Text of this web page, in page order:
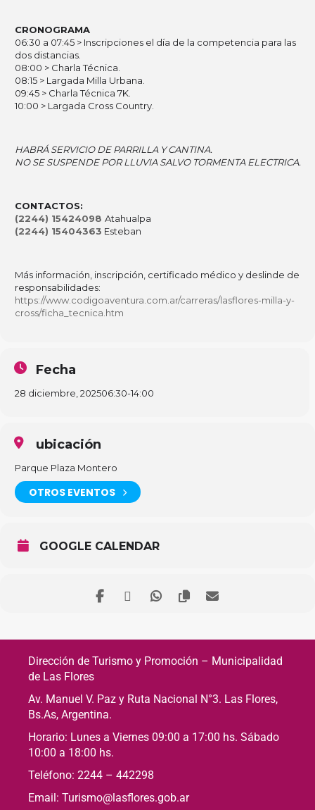
CRONOGRAMA
06:30 a 07:45 > Inscripciones el día de la competencia para las
dos distancias.
08:00 > Charla Técnica.
08:15 > Largada Milla Urbana.
09:45 > Charla Técnica 7K.
10:00 > Largada Cross Country.
HABRÁ SERVICIO DE PARRILLA Y CANTINA.
NO SE SUSPENDE POR LLUVIA SALVO TORMENTA ELECTRICA.
CONTACTOS:
(2244) 15424098 Atahualpa
(2244) 15404363 Esteban
Más información, inscripción, certificado médico y deslinde de
responsabilidades:
https://www.codigoaventura.com.ar/carreras/lasflores-milla-y-
cross/ficha_tecnica.htm
Fecha
28 diciembre, 202506:30-14:00
ubicación
Parque Plaza Montero
OTROS EVENTOS
GOOGLE CALENDAR
Dirección de Turismo y Promoción – Municipalidad
de Las Flores
Av. Manuel V. Paz y Ruta Nacional N°3. Las Flores,
Bs.As, Argentina.
Horario: Lunes a Viernes 09:00 a 17:00 hs. Sábado
10:00 a 18:00 hs.
Teléfono: 2244 – 442298
Email: Turismo@lasflores.gob.ar